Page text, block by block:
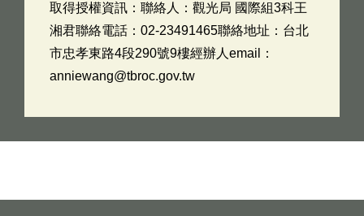
取得授權資訊：聯絡人：觀光局 國際組3科王
湘君聯絡電話：02-23491465聯絡地址：台北
市忠孝東路4段290號9樓經辦人email：
anniewang@tbroc.gov.tw